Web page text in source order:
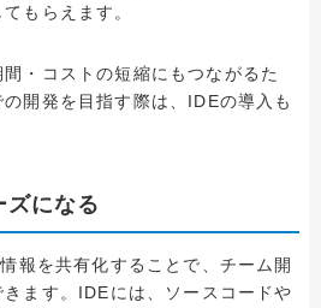
もらえます。
・コストの短縮にもつながるた
開発を目指す際は、IDEの導入も
ズになる
報を共有化することで、チーム開
ます。IDEには、ソースコードや